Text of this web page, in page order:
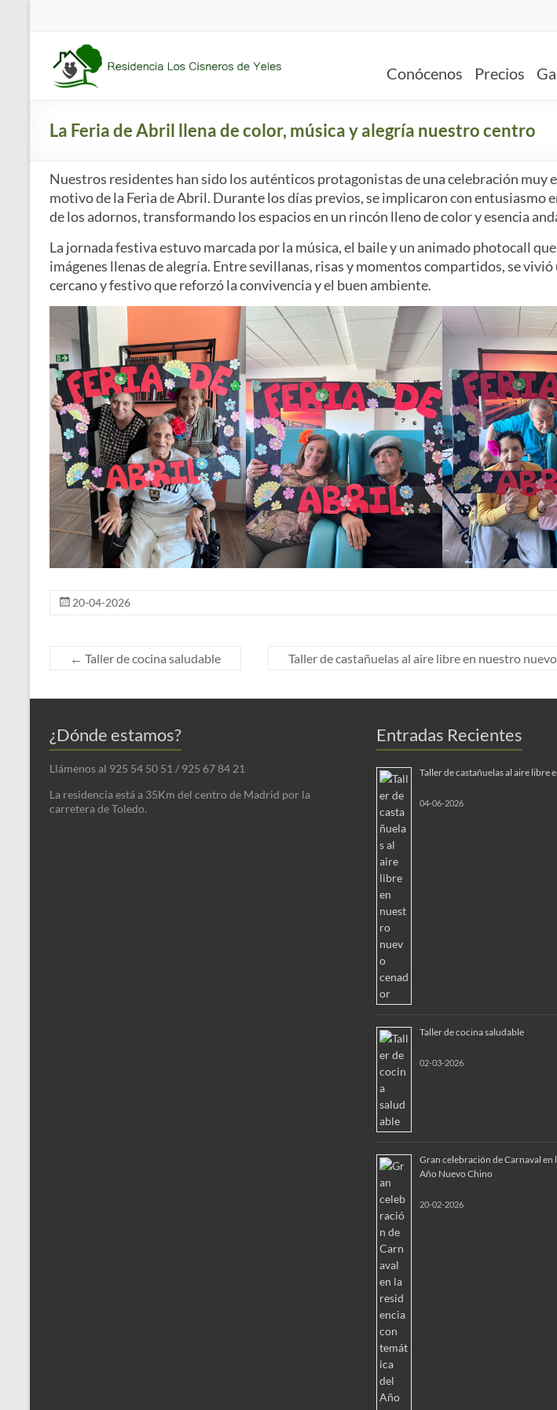
Residencia
Los
Cisneros
de
mayores
concertada
apartamentos
tutelados
Conócenos Precios
La Feria de Abril llena de color, música y alegría nuestro centro
Nuestros residentes han sido los auténticos protagonistas de una celebración muy
motivo de la Feria de Abril. Durante los días previos, se implicaron con entusiasmo
de los adornos, transformando los espacios en un rincón lleno de color y esencia
La jornada festiva estuvo marcada por la música, el baile y un animado photocall
imágenes llenas de alegría. Entre sevillanas, risas y momentos compartidos, se
cercano y festivo que reforzó la convivencia y el buen ambiente.
20-04-2026
← Taller de cocina saludable Taller de castañuelas al aire libre en nuestro
¿Dónde estamos?
Llámenos al 925 54 50 51 / 925 67 84 21
La residencia está a 35Km del centro de Madrid por la
carretera de Toledo.
Entradas Recientes
Taller de castañuelas al aire libre
04-06-2026
Taller de cocina saludable
02-03-2026
Gran celebración de Carnaval en
Año Nuevo Chino
20-02-2026